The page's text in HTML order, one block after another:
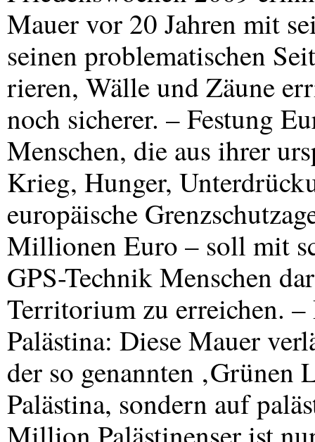
Mauer vor 20 Jahren mit
seinen problematischen
rieren, Wälle und Zäune
noch sicherer. – Festung
Menschen, die aus ihrer
Krieg, Hunger,
europäische
Millionen Euro – soll mit
GPS-Technik Menschen
Territorium zu erreichen.
Palästina: Diese Mauer
der so genannten ‚Grünen
Palästina, sondern auf